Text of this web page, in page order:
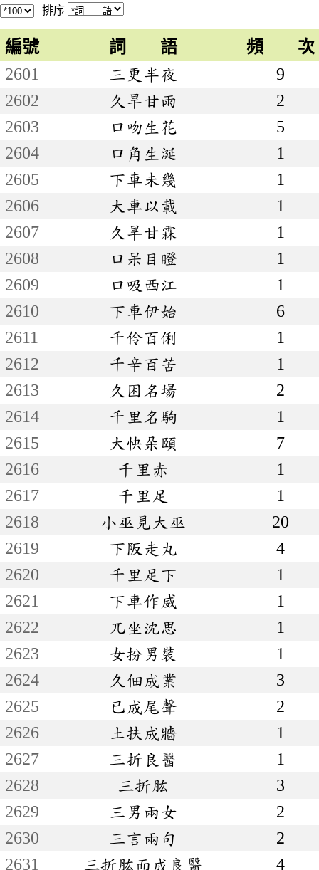
| 排序
編號 詞 語
頻 次
2601
三更半夜
9
2602
久旱甘雨
2
2603
口吻生花
5
2604
口角生涎
1
2605
下車未幾
1
2606
大車以載
1
2607
久旱甘霖
1
2608
口呆目瞪
1
2609
口吸西江
1
2610
下車伊始
6
2611
千伶百俐
1
2612
千辛百苦
1
2613
久困名場
2
2614
千里名駒
1
2615
大快朵頤
7
2616
千里赤
1
2617
千里足
1
2618
小巫見大巫
20
2619
下阪走丸
4
2620
千里足下
1
2621
下車作威
1
2622
兀坐沈思
1
2623
女扮男裝
1
2624
久佃成業
3
2625
已成尾聲
2
2626
土扶成牆
1
2627
三折良醫
1
2628
三折肱
3
2629
三男兩女
2
2630
三言兩句
2
2631
三折肱而成良醫 4